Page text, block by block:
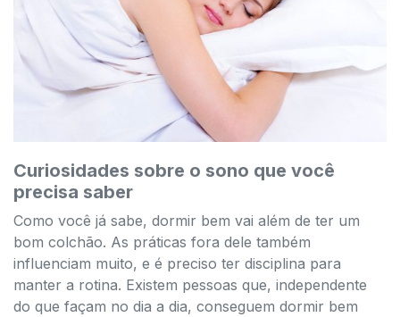
Curiosidades sobre o sono que você
precisa saber
Como você já sabe, dormir bem vai além de ter um
bom colchão. As práticas fora dele também
influenciam muito, e é preciso ter disciplina para
manter a rotina. Existem pessoas que, independente
do que façam no dia a dia, conseguem dormir bem